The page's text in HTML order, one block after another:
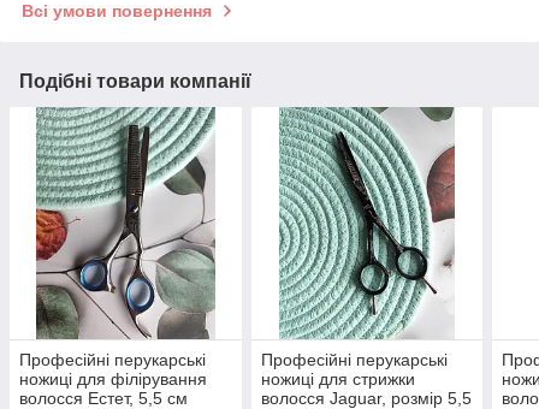
Всі умови повернення
Подібні товари компанії
Професійні перукарські
ножиці для філірування
волосся Естет, 5,5 см
Професійні перукарські
ножиці для стрижки
волосся Jaguar, розмір 5,5